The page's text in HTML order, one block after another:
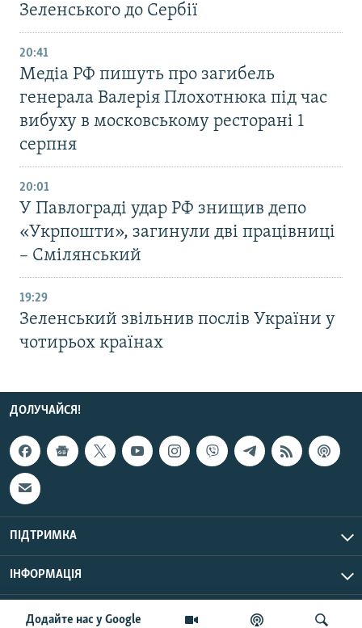
Додайте нас у Google
Зеленського до Сербії
20:41
Медіа РФ пишуть про загибель
генерала Валерія Плохотнюка під час
вибуху в московському ресторані 1
серпня
20:01
У Павлограді удар РФ знищив депо
«Укрпошти», загинули дві працівниці
– Смілянський
19:29
Зеленський звільнив послів України у
чотирьох країнах
ДОЛУЧАЙСЯ!
ПІДТРИМКА
ІНФОРМАЦІЯ
© Радіо Свобода, 2026 | Усі права застережено.
UTC+3